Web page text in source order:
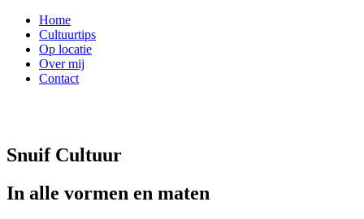
Home
Cultuurtips
Op locatie
Over mij
Contact
Snuif Cultuur
In alle vormen en maten